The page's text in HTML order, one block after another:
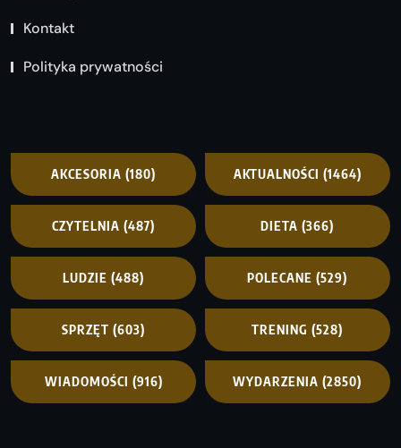
Kontakt
Polityka prywatności
AKCESORIA (180) AKTUALNOŚCI (1464)
CZYTELNIA (487) DIETA (366)
LUDZIE (488) POLECANE (529)
SPRZĘT (603) TRENING (528)
WIADOMOŚCI (916) WYDARZENIA (2850)